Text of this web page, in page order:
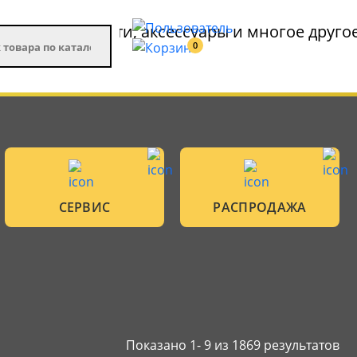
0
СЕРВИС РАСПРОДАЖА
Показано 1- 9 из 1869 результатов